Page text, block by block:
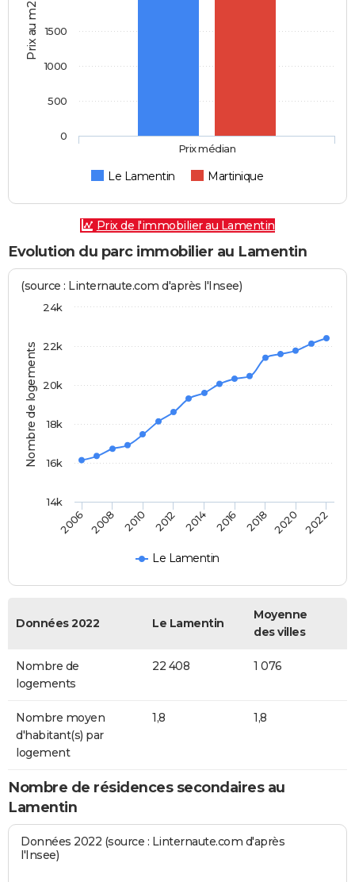
Prix au m2
Le Lamentin Martinique
Prix médian
0
500
1000
1500
Prix de l'immobilier au Lamentin
Evolution du parc immobilier au Lamentin
Nombre de logements
(source : Linternaute.com d'après l'Insee)
Le Lamentin
2006 2008 2010 2012 2014 2016 2018 2020 2022
14k
16k
18k
20k
22k
24k
Données 2022 Le Lamentin
Moyenne
des villes
Nombre de
logements
22 408 1 076
Nombre moyen
d'habitant(s) par
logement
1,8 1,8
Nombre de résidences secondaires au
Lamentin
Données 2022 (source : Linternaute.com d'après
l'Insee)